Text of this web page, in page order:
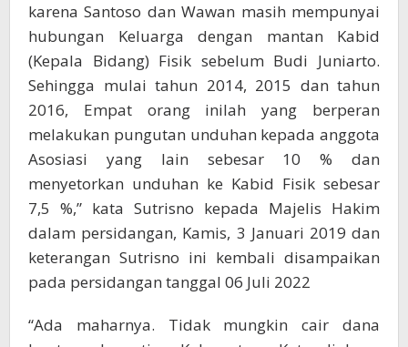
karena Santoso dan Wawan masih mempunyai
hubungan Keluarga dengan mantan Kabid
(Kepala Bidang) Fisik sebelum Budi Juniarto.
Sehingga mulai tahun 2014, 2015 dan tahun
2016, Empat orang inilah yang berperan
melakukan pungutan unduhan kepada anggota
Asosiasi yang lain sebesar 10 % dan
menyetorkan unduhan ke Kabid Fisik sebesar
7,5 %,” kata Sutrisno kepada Majelis Hakim
dalam persidangan, Kamis, 3 Januari 2019 dan
keterangan Sutrisno ini kembali disampaikan
pada persidangan tanggal 06 Juli 2022
“Ada maharnya. Tidak mungkin cair dana